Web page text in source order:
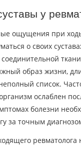
у
ощущения при
о своих
соединительной
образ жизни,
список.
ослаблен
болезни
за точным